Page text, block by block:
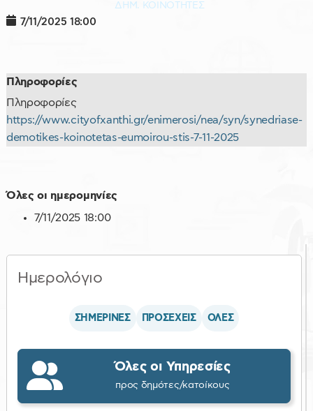
ΔΗΜ. ΚΟΙΝΟΤΗΤΕΣ
7/11/2025 18:00
Πληροφορίες
Πληροφορίες
https://www.cityofxanthi.gr/enimerosi/nea/syn/synedriase-
demotikes-koinotetas-eumoirou-stis-7-11-2025
Όλες οι ημερομηνίες
7/11/2025 18:00
Ημερολόγιο
ΣΗΜΕΡΙΝΕΣ ΠΡΟΣΕΧΕΙΣ ΟΛΕΣ
Όλες οι Υπηρεσίες
προς δημότες/κατοίκους